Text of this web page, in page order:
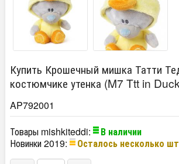
Купить Крошечный мишка Татти
костюмчике утенка (M7 Ttt in
AP792001
Товары mishkiteddi:
В наличии
Новинки 2019:
Осталось несколько